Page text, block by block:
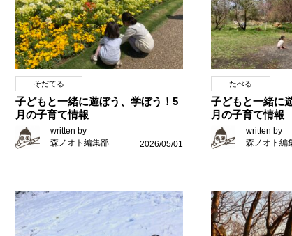
そだてる
子どもと一緒に遊ぼう、学ぼう！5
月の子育て情報
written by
森ノオト編集部
2026/05/01
たべる
子どもと一緒に
月の子育て情報
written by
森ノオト編